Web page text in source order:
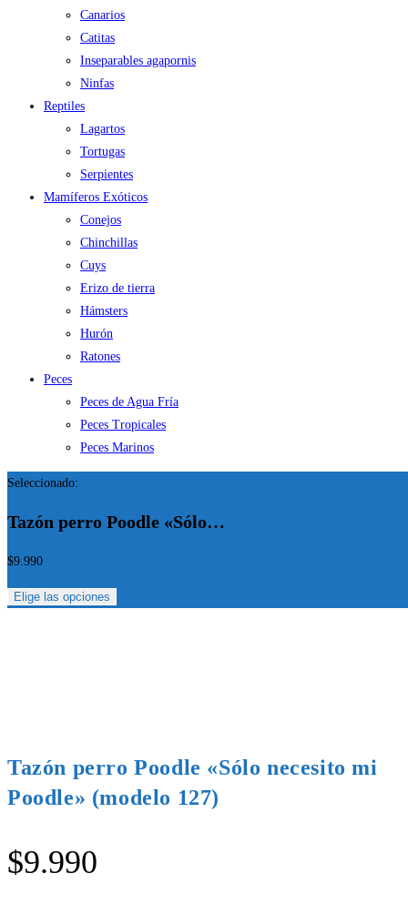
Canarios
Catitas
Inseparables agapornis
Ninfas
Reptiles
Lagartos
Tortugas
Serpientes
Mamíferos Exóticos
Conejos
Chinchillas
Cuys
Erizo de tierra
Hámsters
Hurón
Ratones
Peces
Peces de Agua Fría
Peces Tropicales
Peces Marinos
Seleccionado:
Tazón perro Poodle «Sólo…
$9.990
Elige las opciones
Tazón perro Poodle «Sólo necesito mi
Poodle» (modelo 127)
$9.990